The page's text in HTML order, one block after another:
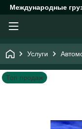
Международные
Услуги
Топ продаж